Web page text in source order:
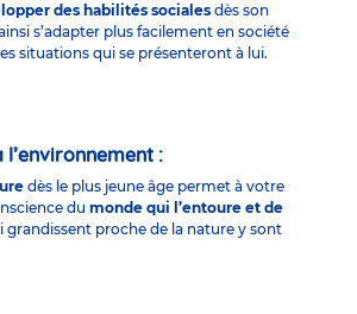
des habilités sociales dès son
s’adapter plus facilement en société
situations qui se présenteront à lui.
:
dès le plus jeune âge permet à votre
du monde qui l’entoure et de
grandissent proche de la nature y sont